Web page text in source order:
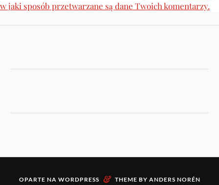
w jaki sposób przetwarzane są dane Twoich komentarzy.
OPARTE NA WORDPRESS & THEME BY ANDERS NORÉN